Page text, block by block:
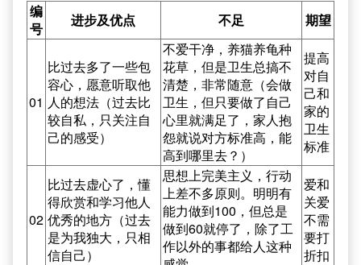
编
号
进步及优点 不足 期望
01
比过去多了一些包
容心，愿意听取他
人的想法（过去比
较自私，只关注自
己的感受）
不爱干净，养猫养龟种
花草，但是卫生总搞不
清楚，非常随意（会做
卫生，但只要做了自己
心里就满足了，家人抱
怨就说对方标准高，能
高到哪里去？）
提高
对自
己和
家的
卫生
标准
02
比过去虚心了，懂
得欣赏和学习他人
优秀的地方（过去
是为我独大，只相
信自己）
思想上完美主义，行动
上差不多原则。明明有
能力做到100，但总是
做到60就停了，除了工
作以外的事都给人这种
爱和
关爱
不需
要打
折扣